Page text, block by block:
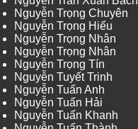
Nguyễn Trọng Chuyên
Nguyễn Trọng Hiếu
Nguyễn Trọng Nhân
Nguyễn Trọng Nhân
Nguyễn Trọng Tín
Nguyễn Tuyết Trinh
Nguyễn Tuấn Anh
Nguyễn Tuấn Hải
Nguyễn Tuấn Khanh